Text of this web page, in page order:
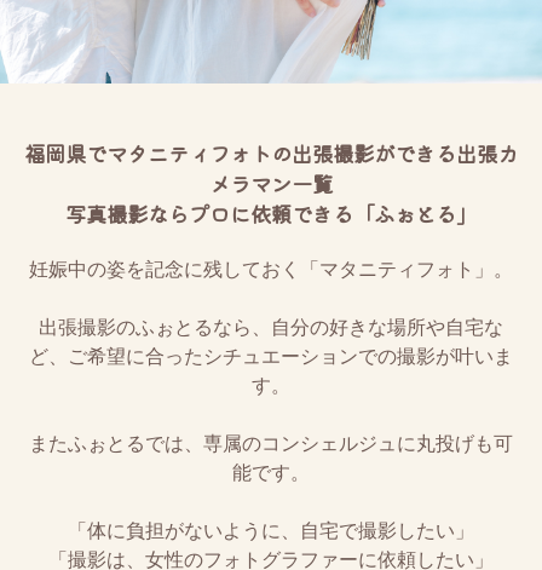
福岡県でマタニティフォトの出張撮影ができる出張カ
メラマン一覧
写真撮影ならプロに依頼できる「ふぉとる」
妊娠中の姿を記念に残しておく「マタニティフォト」。
出張撮影のふぉとるなら、自分の好きな場所や自宅な
ど、ご希望に合ったシチュエーションでの撮影が叶いま
す。
またふぉとるでは、専属のコンシェルジュに丸投げも可
能です。
「体に負担がないように、自宅で撮影したい」
「撮影は、女性のフォトグラファーに依頼したい」